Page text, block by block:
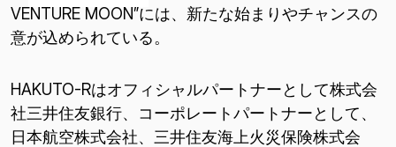
VENTURE MOON”には、新たな始まりやチャンスの
意が込められている。
HAKUTO-Rはオフィシャルパートナーとして株式会
社三井住友銀行、コーポレートパートナーとして、
日本航空株式会社、三井住友海上火災保険株式会